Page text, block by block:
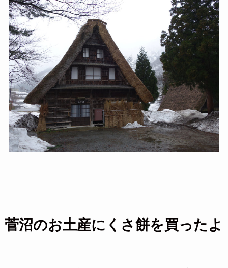
菅沼のお土産にくさ餅を買ったよ